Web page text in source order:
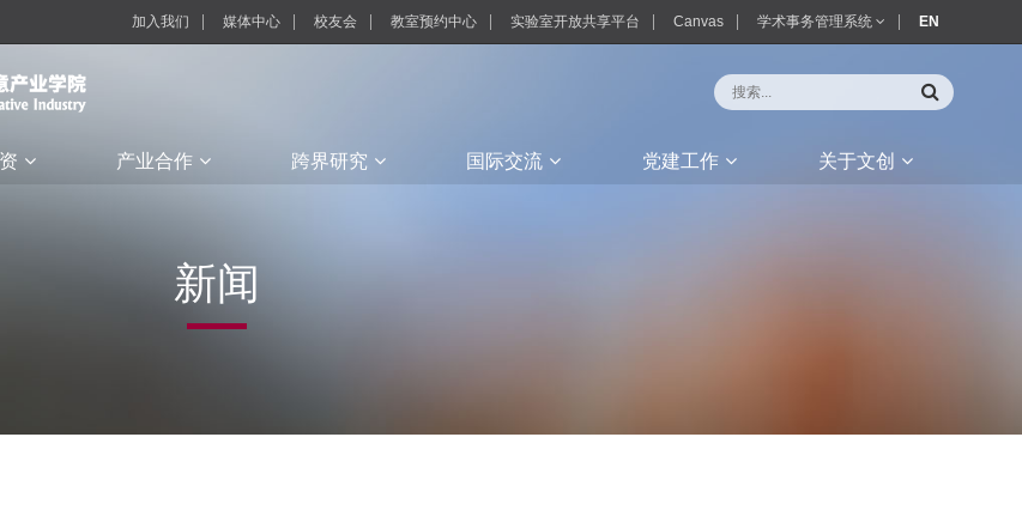
加入我们 媒体中心 校友会 教室预约中心 实验室开放共享平台 Canvas 学术事务管理系统 EN
产业合作 跨界研究 国际交流 党建工作 关于文创
新闻